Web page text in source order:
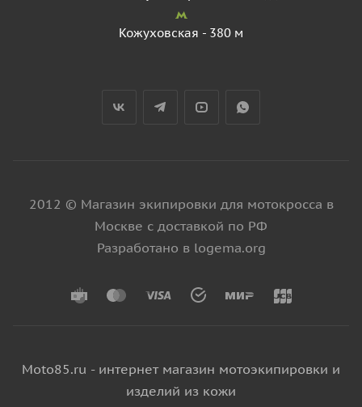
Кожуховская - 380 м
2012 © Магазин экипировки для мотокросса в
Москве с доставкой по РФ
Разработано в logema.org
Moto85.ru - интернет магазин мотоэкипировки и
изделий из кожи